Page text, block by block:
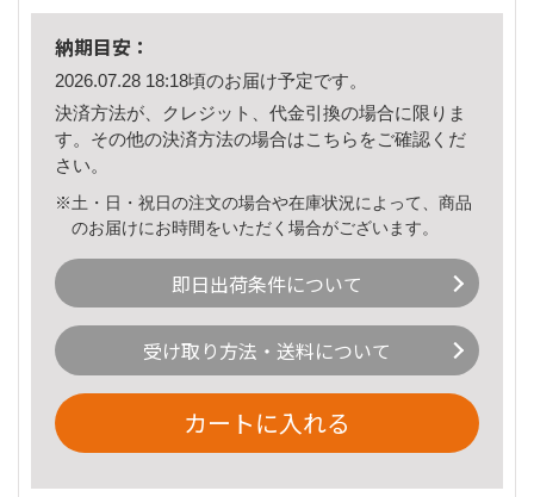
納期目安：
2026.07.28 18:18頃のお届け予定です。
決済方法が、クレジット、代金引換の場合に限りま
す。その他の決済方法の場合はこちら をご確認くだ
さい。
※土・日・祝日の注文の場合や在庫状況によって、商品
のお届けにお時間をいただく場合がございます。
即日出荷条件について
受け取り方法・送料について
カートに入れる